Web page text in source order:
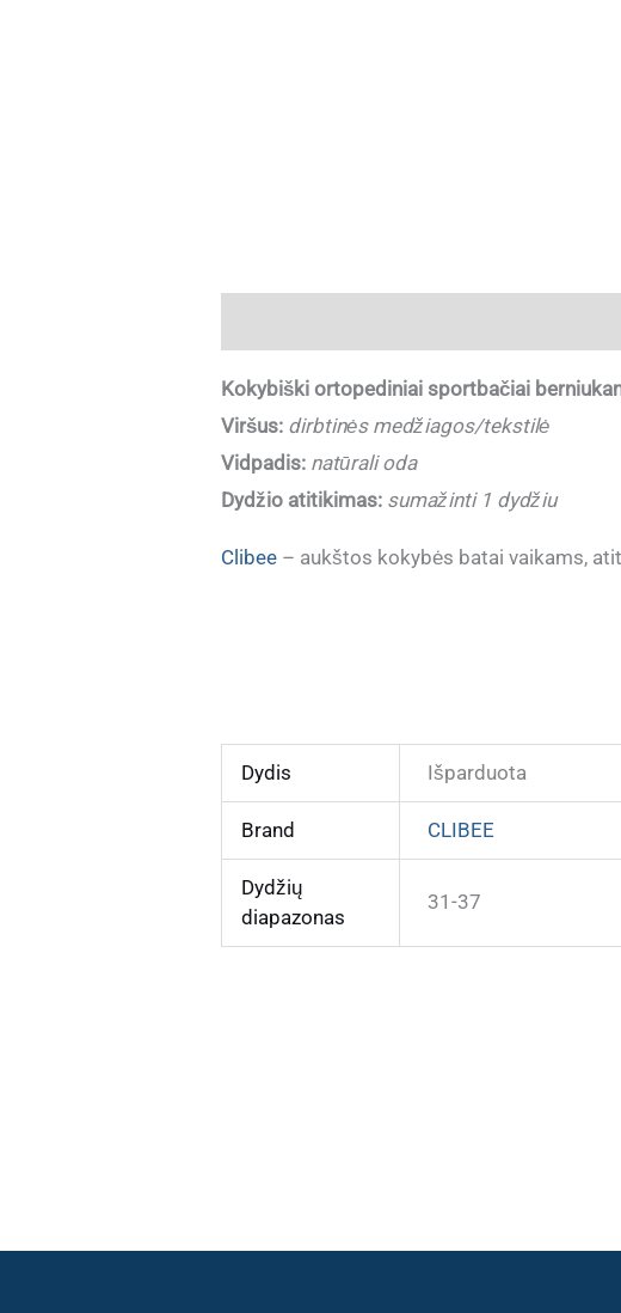
Kokybiški ortopediniai sportbačiai
Viršus: dirbtinės medžiagos/tekstilė
Vidpadis: natūrali oda
Dydžio atitikimas: sumažinti 1 dydžiu
Clibee – aukštos kokybės batai vaikams,
Dydis Išparduota
Brand CLIBEE
Dydžių
diapazonas
31-37